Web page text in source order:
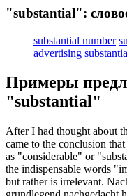
"substantial":
substantial number
advertising
Примеры
"substantial"
After I had thought about
came to the conclusion
as "considerable" or "
the indispensable words
but rather is irrelevant.